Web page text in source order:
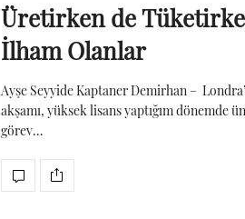
Üretirken de
İlham Olanlar
Ayşe Seyyide Kaptaner Demirhan –
akşamı, yüksek lisans yaptığım dönemde
görev…